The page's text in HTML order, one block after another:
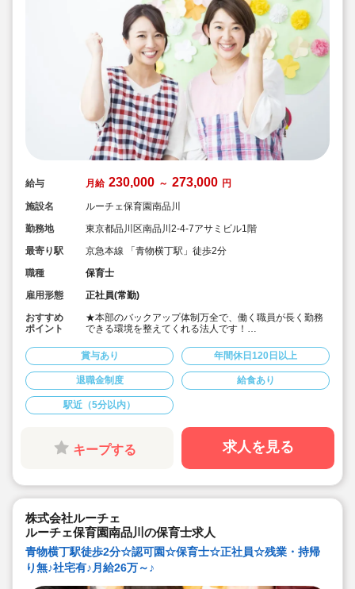
給与 月給 230,000 ～ 273,000 円
施設名
ルーチェ保育園南品川
勤務地
東京都品川区南品川2-4-7アサミビル1階
最寄り駅
京急本線 「青物横丁駅」徒歩2分
職種
保育士
雇用形態
正社員(常勤)
おすすめ
ポイント
★本部のバックアップ体制万全で、働く職員が長く勤務
できる環境を整えてくれる法人です！
なく保育に集中できます！
★本物に触れることを大事にしながら、音楽・造形・食
育にも力を入れています！
★可愛らしい園舎でクラスごとにゆったりと保育ができ
ます！
★即日応募可能です！
賞与あり 年間休日120日以上
退職金制度 給食あり
駅近（5分以内）
キープする 求人を見る
株式会社ルーチェ
ルーチェ保育園南品川の保育士求人
青物横丁駅徒歩2分☆認可園☆保育士☆正社員☆残業・持帰
り無♪社宅有♪月給26万～♪